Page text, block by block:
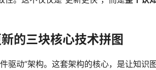
的三块核心技术拼图
驱动”架构。这套架构的核心，是让知识